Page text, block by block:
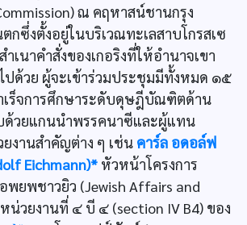
ณ คฤหาสน์ชานกรุง
กซึ่งตั้งอยู่ในบริเวณทะเลสาบโกรสเซ
เนาคำสั่งของเกอริงที่ให้อำนาจเขา
ปด้วย ผู้จะเข้าร่วมประชุมมีทั้งหมด ๑๕
ร็จการศึกษาระดับดุษฎีบัณฑิตด้าน
วยแกนนำพรรคนาซีและผู้แทน
งานสำคัญต่าง ๆ เช่น คาร์ล อดอล์ฟ
Eichmann)* หัวหน้าโครงการ
พยพชาวยิว (Jewish Affairs and
น่วยงานที่ ๔ บี ๔ (section IV B4) ของ